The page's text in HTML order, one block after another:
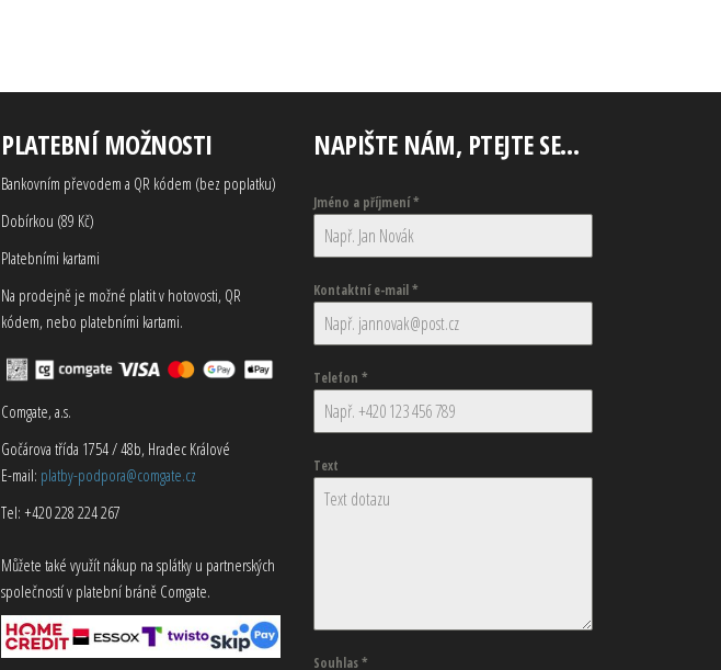
PLATEBNÍ MOŽNOSTI
Bankovním převodem a QR kódem (bez poplatku)
Dobírkou (89 Kč)
Platebními kartami
Na prodejně je možné platit v hotovosti, QR
kódem, nebo platebními kartami.
Comgate, a.s.
Gočárova třída 1754 / 48b, Hradec Králové
E-mail: platby-podpora@comgate.cz
Tel: +420 228 224 267
Můžete také využít nákup na splátky u partnerských
společností v platební bráně Comgate.
NAPIŠTE NÁM, PTEJTE SE…
Jméno a příjmení*
Kontaktní e-mail*
Telefon *
Text
Souhlas*